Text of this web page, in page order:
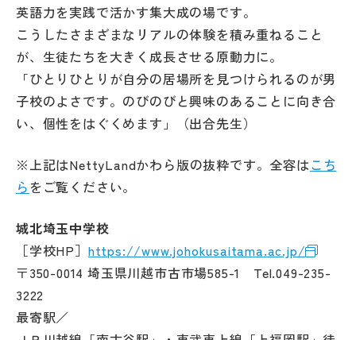
英語力を実践で活かす集大成の場です。
こうしたさまざまなリアルの体験を積み重ねること
が、生徒たちを大きく成長させる原動力に。
「ひとりひとりが自分の居場所を見つけられるのが男
子校のよさです。のびのびと興味のあることに向き合
い、個性をはぐくめます」（出合先生）
※上記はNettyLandかわら版の抜粋です。全容はこち
ら をご覧ください。
城北埼玉中学校
［学校HP］ https://www.johokusaitama.ac.jp/
〒350-0014 埼玉県川越市古市場585-1 Tel.049-235-
3222
最寄駅／